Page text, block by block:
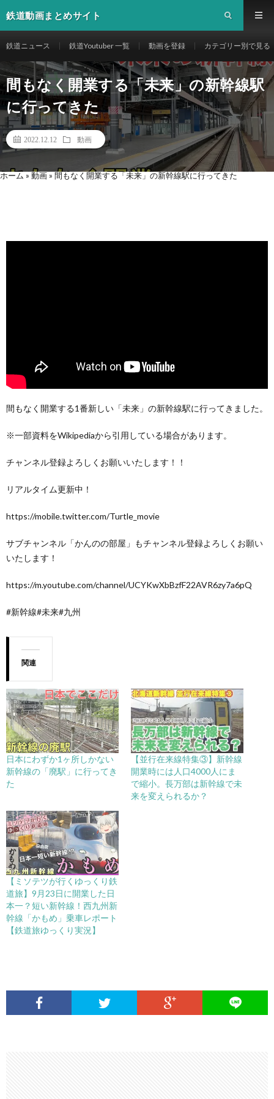
鉄道動画まとめサイト
鉄道ニュース 鉄道Youtuber 一覧 動画を登録 カテゴリー別で見る
間もなく開業する「未来」の新幹線駅
に行ってきた
2022.12.12 動画
ホーム » 動画 » 間もなく開業する「未来」の新幹線駅に行ってきた
間もなく開業する1番新しい「未来」の新幹線駅に行ってきました。
※一部資料をWikipediaから引用している場合があります。
チャンネル登録よろしくお願いいたします！！
リアルタイム更新中！
https://mobile.twitter.com/Turtle_movie
サブチャンネル「かんのの部屋」もチャンネル登録よろしくお願い
いたします！
https://m.youtube.com/channel/UCYKwXbBzfF22AVR6zy7a6pQ
#新幹線#未来#九州
関連
日本にわずか1ヶ所しかない
新幹線の「廃駅」に行ってき
た
【並行在来線特集③】新幹線
開業時には人口4000人にま
で縮小。長万部は新幹線で未
来を変えられるか？
【ミソテツが行くゆっくり鉄
道旅】9月23日に開業した日
本一？短い新幹線！西九州新
幹線「かもめ」乗車レポート
【鉄道旅ゆっくり実況】